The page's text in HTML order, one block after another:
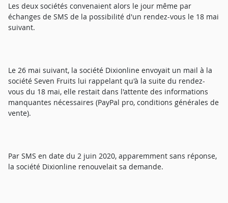
Les deux sociétés convenaient alors le jour même par
échanges de SMS de la possibilité d'un rendez-vous le 18 mai
suivant.
Le 26 mai suivant, la société Dixionline envoyait un mail à la
société Seven Fruits lui rappelant qu'à la suite du rendez-
vous du 18 mai, elle restait dans l'attente des informations
manquantes nécessaires (PayPal pro, conditions générales de
vente).
Par SMS en date du 2 juin 2020, apparemment sans réponse,
la société Dixionline renouvelait sa demande.